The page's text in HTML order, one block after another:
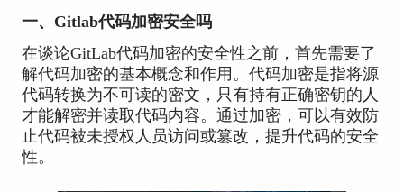
一、Gitlab代码加密安全吗
在谈论GitLab代码加密的安全性之前，首先需要了
解代码加密的基本概念和作用。代码加密是指将源
代码转换为不可读的密文，只有持有正确密钥的人
才能解密并读取代码内容。通过加密，可以有效防
止代码被未授权人员访问或篡改，提升代码的安全
性。